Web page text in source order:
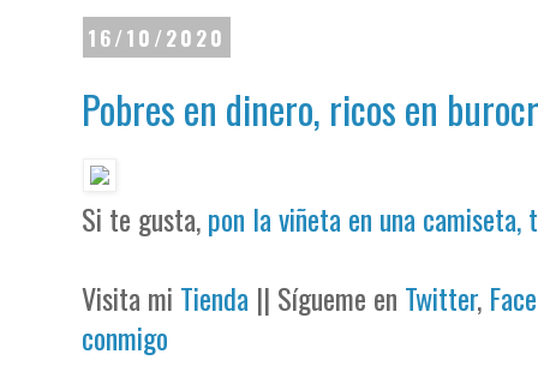
16/10/2020
Pobres en dinero, ricos en
Si te gusta,pon la viñeta en una camiseta,
Visita mi Tienda || Sígueme en Twitter,
conmigo